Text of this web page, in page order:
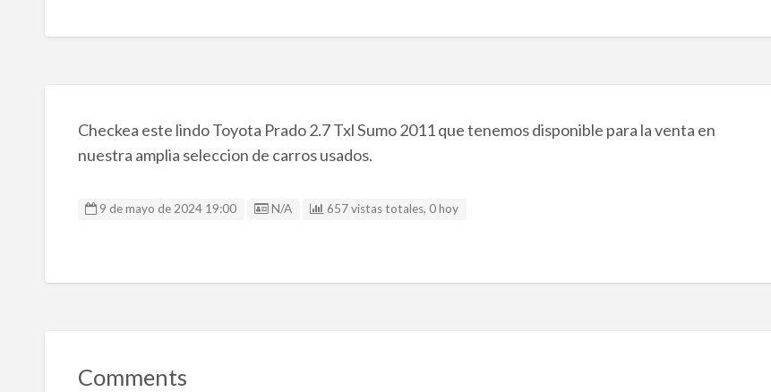
Checkea este lindo Toyota Prado 2.7 Txl Sumo 2011 que tenemos disponible para la venta en
nuestra amplia seleccion de carros usados.
9 de mayo de 2024 19:00 Listing ID
N/A 657 vistas totales, 0 hoy
Comments